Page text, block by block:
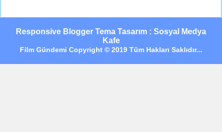
Responsive Blogger Tema Tasarım : Sosyal Medya
Kafe
Film Gündemi Copyright © 2019 Tüm Hakları Saklıdır...